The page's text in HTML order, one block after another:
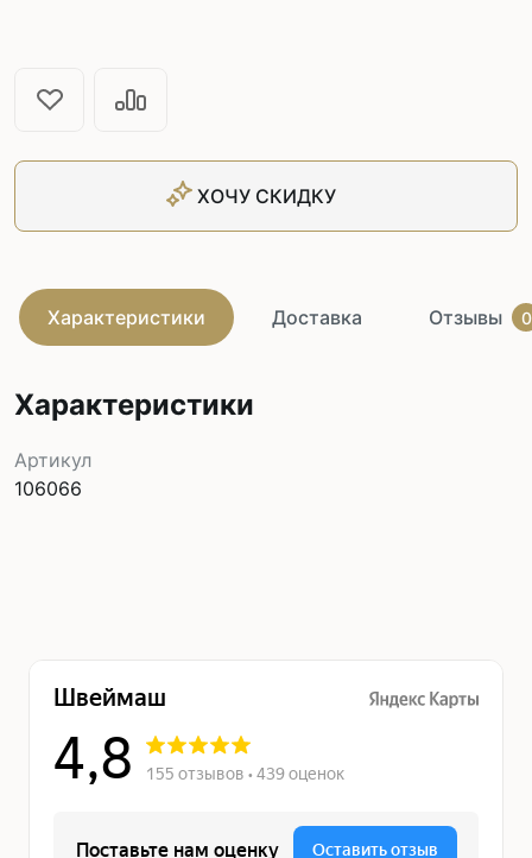
ХОЧУ СКИДКУ
Характеристики Доставка Отзывы 0
Характеристики
Артикул
106066